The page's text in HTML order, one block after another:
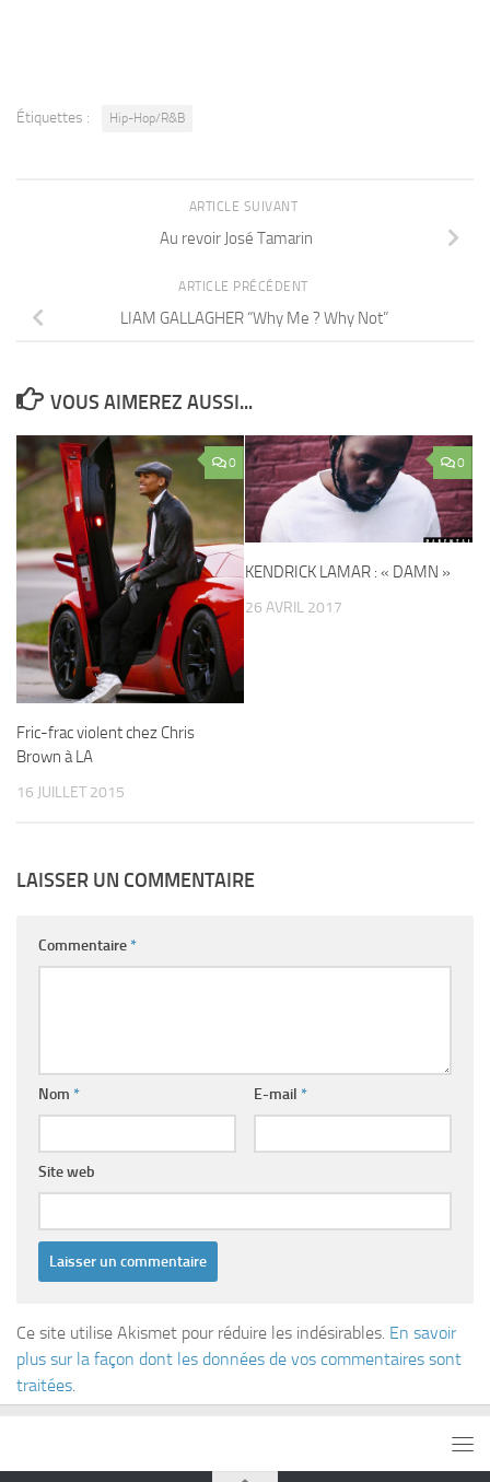
Étiquettes : Hip-Hop/R&B
ARTICLE SUIVANT
Au revoir José Tamarin
ARTICLE PRÉCÉDENT
LIAM GALLAGHER “Why Me ? Why Not”
VOUS AIMEREZ AUSSI...
0
Fric-frac violent chez Chris
Brown à LA
16 JUILLET 2015
0
KENDRICK LAMAR : « DAMN »
26 AVRIL 2017
LAISSER UN COMMENTAIRE
Commentaire*
Nom * E-mail *
Site web
Ce site utilise Akismet pour réduire les indésirables. En savoir
plus sur la façon dont les données de vos commentaires sont
traitées.